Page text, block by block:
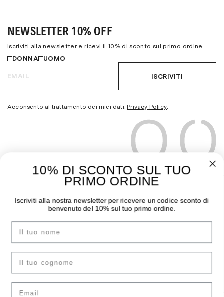
NEWSLETTER 10% OFF
Iscriviti alla newsletter e ricevi il 10% di sconto sul primo ordine.
DONNA
UOMO
ISCRIVITI
Acconsento al trattamento dei miei dati. Privacy Policy.
THE MOODER
I negozi
Contatti
Instagram
Facebook
GUIDA ALL’ACQUISTO
Pagamenti
Sostituzioni e Resi
Guida Taglie
10% DI SCONTO SUL TUO
PRIMO ORDINE
Iscriviti alla nostra newsletter per ricevere un codice sconto di
benvenuto del 10% sul tuo primo ordine.
Nome
cognome
Email